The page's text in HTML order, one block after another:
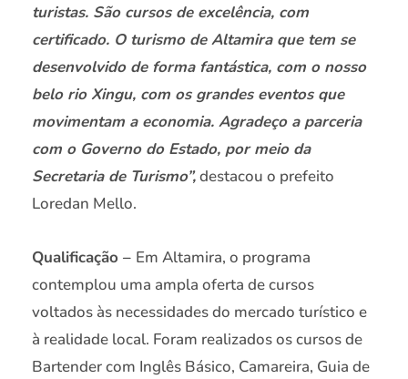
turistas. São cursos de excelência, com
certificado. O turismo de Altamira que tem se
desenvolvido de forma fantástica, com o nosso
belo rio Xingu, com os grandes eventos que
movimentam a economia. Agradeço a parceria
com o Governo do Estado, por meio da
Secretaria de Turismo”,destacou o prefeito
Loredan Mello.
Qualificação – Em Altamira, o programa
contemplou uma ampla oferta de cursos
voltados às necessidades do mercado turístico e
à realidade local. Foram realizados os cursos de
Bartender com Inglês Básico, Camareira, Guia de